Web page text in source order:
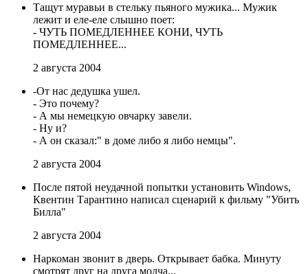
Тащут муравьи в стельку пьяного мужика... Мужик
лежит и еле-еле слышно поет:
- ЧУТЬ ПОМЕДЛЕННЕЕ КОНИ, ЧУТЬ
ПОМЕДЛЕННЕЕ...
2 августа 2004
-От нас дедушка ушел.
- Это почему?
- А мы немецкую овчарку завели.
- Ну и?
- А он сказал:" в доме либо я либо немцы".
2 августа 2004
После пятой неудачной попытки установить Windows,
Квентин Тарантино написал сценарий к фильму "Убить
Билла"
2 августа 2004
Наркоман звонит в дверь. Открывает бабка. Минуту
смотрят друг на друга молча...